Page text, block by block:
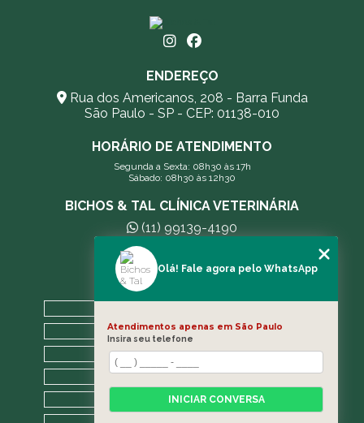
ENDEREÇO
Rua dos Americanos, 208 - Barra Funda
São Paulo - SP - CEP: 01138-010
HORÁRIO DE ATENDIMENTO
Segunda a Sexta: 08h30 às 17h
Sábado: 08h30 às 12h30
BICHOS & TAL CLÍNICA VETERINÁRIA
(11) 99139-4190
andreleecitti5@gmail.com
A CLÍNICA
BLOG
CONTATO
CATEGORIAS
Olá! Fale agora pelo WhatsApp
Atendimentos apenas em São Paulo
Insira seu telefone
INICIAR CONVERSA